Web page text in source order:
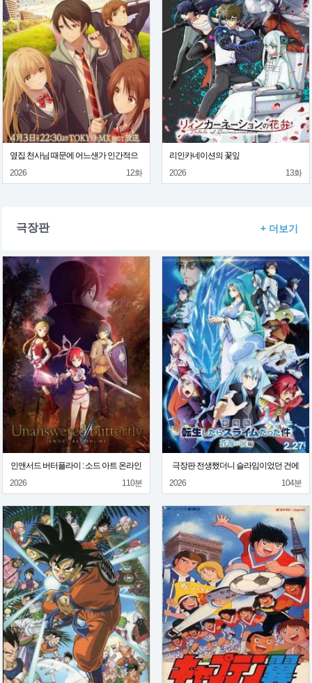
옆집 천사님 때문에 어느샌가 인간적으
로 타락한 사연 2기
2026 12화
리인카네이션의 꽃잎
2026
13화
+ 더보기
극장판
인앤서드 버터플라이 : 소드 아트 온라인
2026
110분
극장판 전생했더니 슬라임이었던 건에
2026 104분